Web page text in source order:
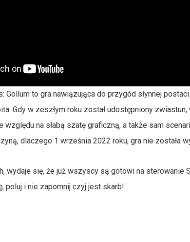
Gollum to gra nawiązująca do przygód słynnej
Gdy w zeszłym roku został udostępniony zwiastun,
względu na słabą szatę graficzną, a także sam
dlaczego 1 września 2022 roku, gra nie została
wydaje się, że już wszyscy są gotowi na sterowanie
poluj i nie zapomnij czyj jest skarb!